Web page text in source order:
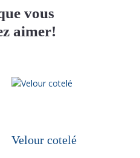
vous
aimer!
Velour cotelé